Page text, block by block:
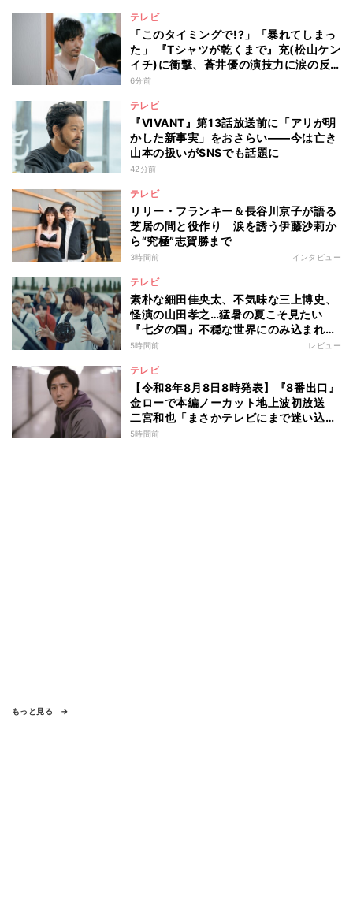
テレビ
「このタイミングで!?」「暴れてしまっ
た」 『Tシャツが乾くまで』充(松山ケン
イチ)に衝撃、蒼井優の演技力に涙の反
響も
6分前
テレビ
『VIVANT』第13話放送前に「アリが明
かした新事実」をおさらい――今は亡き
山本の扱いがSNSでも話題に
42分前
テレビ
リリー・フランキー＆長谷川京子が語る
芝居の間と役作り 涙を誘う伊藤沙莉か
ら“究極”志賀勝まで
3時間前 インタビュー
テレビ
素朴な細田佳央太、不気味な三上博史、
怪演の山田孝之…猛暑の夏こそ見たい
『七夕の国』不穏な世界にのみ込まれる
超常ミステリー
5時間前 レビュー
テレビ
【令和8年8月8日8時発表】『8番出口』
金ローで本編ノーカット地上波初放送
二宮和也「まさかテレビにまで迷い込ん
でしまうとは」
5時間前
もっと見る